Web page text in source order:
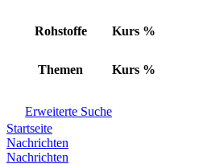
Rohstoffe Kurs %
Themen Kurs %
Erweiterte Suche
Startseite
Nachrichten
Nachrichten